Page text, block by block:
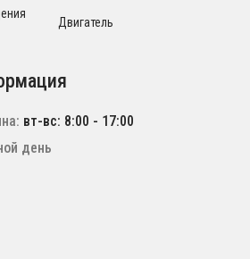
Двигатель
вт-вс: 8:00 - 17:00
день